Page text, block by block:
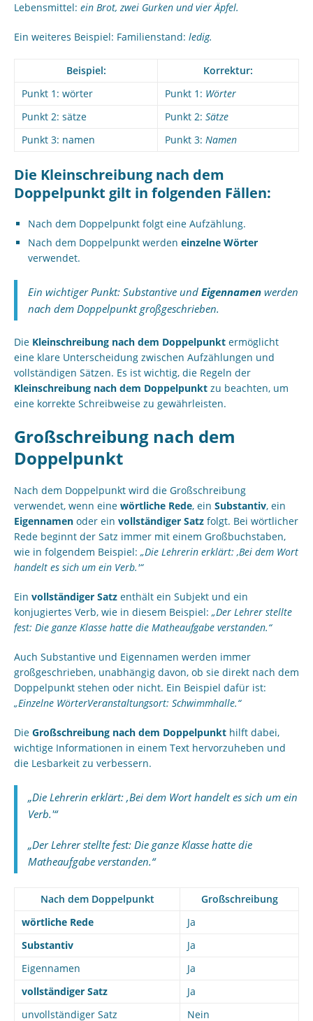
Lebensmittel: ein Brot, zwei Gurken und vier Äpfel.
Ein weiteres Beispiel: Familienstand: ledig.
Beispiel:
Korrektur:
Punkt 1: wörter
Punkt 1: Wörter
Punkt 2: sätze
Punkt 2: Sätze
Punkt 3: namen
Punkt 3: Namen
Die Kleinschreibung nach dem
Doppelpunkt gilt in folgenden Fällen:
Nach dem Doppelpunkt folgt eine Aufzählung.
Nach dem Doppelpunkt werden einzelne Wörter
verwendet.
Ein wichtiger Punkt: Substantive und Eigennamen werden
nach dem Doppelpunkt großgeschrieben.
Die Kleinschreibung nach dem Doppelpunkt ermöglicht
eine klare Unterscheidung zwischen Aufzählungen und
vollständigen Sätzen. Es ist wichtig, die Regeln der
Kleinschreibung nach dem Doppelpunkt zu beachten, um
eine korrekte Schreibweise zu gewährleisten.
Großschreibung nach dem
Doppelpunkt
Nach dem Doppelpunkt wird die Großschreibung
verwendet, wenn eine wörtliche Rede, ein Substantiv, ein
Eigennamen oder ein vollständiger Satz folgt. Bei wörtlicher
Rede beginnt der Satz immer mit einem Großbuchstaben,
wie in folgendem Beispiel: „Die Lehrerin erklärt: ‚Bei dem Wort
handelt es sich um ein Verb.'“
Ein vollständiger Satz enthält ein Subjekt und ein
konjugiertes Verb, wie in diesem Beispiel: „Der Lehrer stellte
fest: Die ganze Klasse hatte die Matheaufgabe verstanden.“
Auch Substantive und Eigennamen werden immer
großgeschrieben, unabhängig davon, ob sie direkt nach dem
Doppelpunkt stehen oder nicht. Ein Beispiel dafür ist:
„Einzelne WörterVeranstaltungsort: Schwimmhalle.“
Die Großschreibung nach dem Doppelpunkt hilft dabei,
wichtige Informationen in einem Text hervorzuheben und
die Lesbarkeit zu verbessern.
„Die Lehrerin erklärt: ‚Bei dem Wort handelt es sich um ein
Verb.'“
„Der Lehrer stellte fest: Die ganze Klasse hatte die
Matheaufgabe verstanden.“
Nach dem Doppelpunkt
Großschreibung
wörtliche Rede
Ja
Substantiv
Ja
Eigennamen
Ja
vollständiger Satz
Ja
unvollständiger Satz
Nein